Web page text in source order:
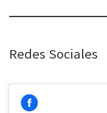
Redes Sociales